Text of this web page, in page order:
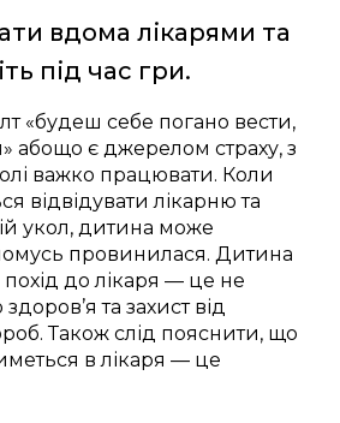
вдома лікарями та
під час гри.
«будеш себе погано вести,
абощо є джерелом страху, з
важко працювати. Коли
відвідувати лікарню та
укол, дитина може
провинилася. Дитина
до лікаря — це не
та захист від
Також слід пояснити, що
в лікаря — це